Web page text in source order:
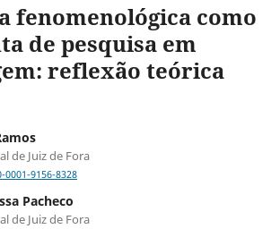
fenomenológica como
de pesquisa em
reflexão teórica
de Juiz de Fora
9156-8328
Pacheco
de Juiz de Fora